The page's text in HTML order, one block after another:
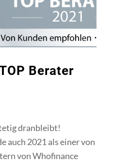
Berater
dranbleibt!
auch 2021 als einer von
von Whofinance